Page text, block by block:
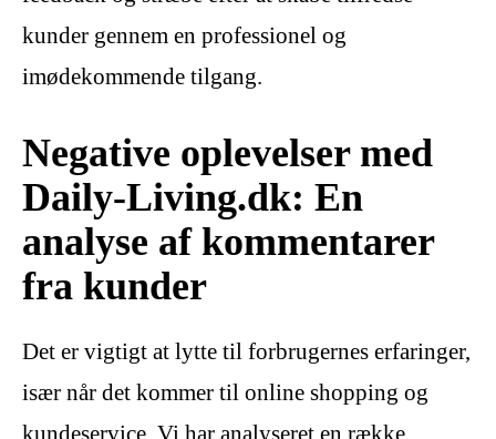
kunder gennem en professionel og
imødekommende tilgang.
Negative oplevelser med
Daily-Living.dk: En
analyse af kommentarer
fra kunder
Det er vigtigt at lytte til forbrugernes erfaringer,
især når det kommer til online shopping og
kundeservice. Vi har analyseret en række